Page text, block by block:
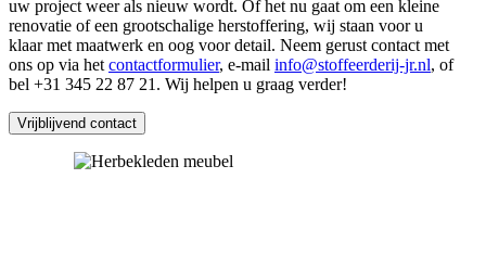
uw project weer als nieuw wordt. Of het nu gaat om een kleine
renovatie of een grootschalige herstoffering, wij staan voor u
klaar met maatwerk en oog voor detail. Neem gerust contact met
ons op via het contactformulier, e-mail info@stoffeerderij-jr.nl, of
bel +31 345 22 87 21. Wij helpen u graag verder!
Vrijblijvend contact